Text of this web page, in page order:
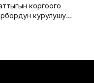
коргоого
курулушу
билдирди.